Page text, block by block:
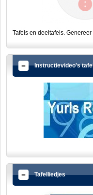
Tafels en deeltafels.
Instructievideo's
Tafelliedjes